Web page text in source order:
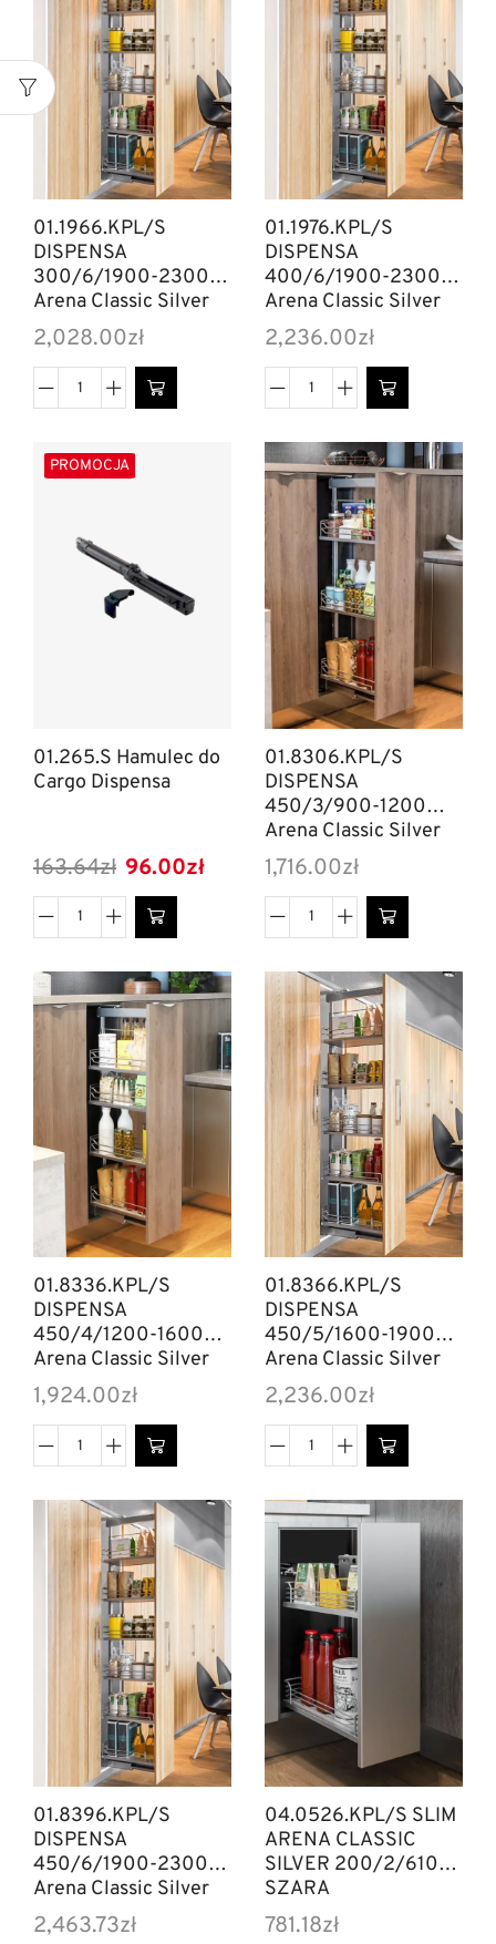
01.1966.KPL/S
DISPENSA
300/6/1900-2300
Arena Classic Silver
2,028.00zł
01.1976.KPL/S
DISPENSA
400/6/1900-2300
Arena Classic Silver
2,236.00zł
PROMOCJA
01.265.S Hamulec do
Cargo Dispensa
163.64zł 96.00zł
01.8306.KPL/S
DISPENSA
450/3/900-1200
Arena Classic Silver
1,716.00zł
01.8336.KPL/S
DISPENSA
450/4/1200-1600
Arena Classic Silver
1,924.00zł
01.8366.KPL/S
DISPENSA
450/5/1600-1900
Arena Classic Silver
2,236.00zł
01.8396.KPL/S
DISPENSA
450/6/1900-2300
Arena Classic Silver
2,463.73zł
04.0526.KPL/S SLIM
ARENA CLASSIC
SILVER 200/2/610
SZARA
781.18zł